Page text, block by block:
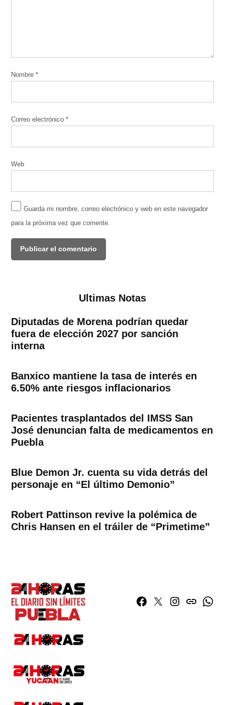
Nombre*
Correo electrónico*
Web
Guarda mi nombre, correo electrónico y web en este navegador
para la próxima vez que comente.
Ultimas Notas
Diputadas de Morena podrían quedar
fuera de elección 2027 por sanción
interna
Banxico mantiene la tasa de interés en
6.50% ante riesgos inflacionarios
Pacientes trasplantados del IMSS San
José denuncian falta de medicamentos en
Puebla
Blue Demon Jr. cuenta su vida detrás del
personaje en “El último Demonio”
Robert Pattinson revive la polémica de
Chris Hansen en el tráiler de “Primetime”
Facebook
TwitterInstagram
issuu